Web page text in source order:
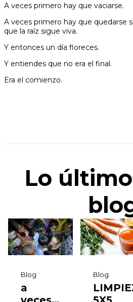
A veces primero hay que vaciarse.
A veces primero hay que quedarse
que la raíz sigue viva.
Y entonces un día floreces.
Y entiendes que no era el final.
Era el comienzo.
Lo
Blog
a
Blog